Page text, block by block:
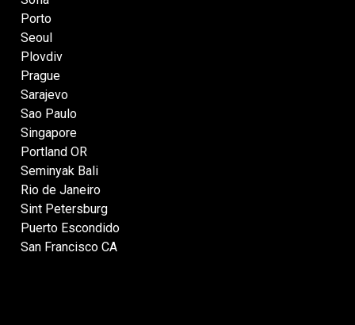
Porto
Seoul
Plovdiv
Prague
Sarajevo
Sao Paulo
Singapore
Portland OR
Seminyak Bali
Rio de Janeiro
Sint Petersburg
Puerto Escondido
San Francisco CA